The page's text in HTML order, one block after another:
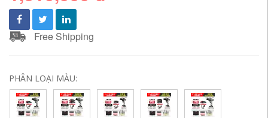
Free Shipping
PHÂN LOẠI MÀU: